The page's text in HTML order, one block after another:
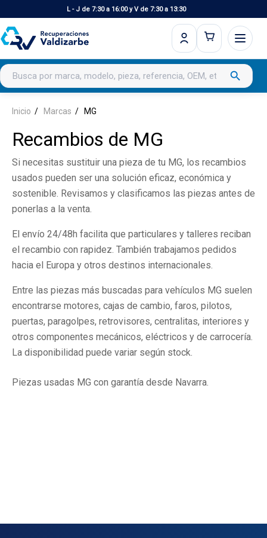
L - J de 7:30 a 16:00 y V de 7:30 a 13:30
Buscar productos search
Inicio Marcas MG
Recambios de MG
Si necesitas sustituir una pieza de tu MG, los recambios
usados pueden ser una solución eficaz, económica y
sostenible. Revisamos y clasificamos las piezas antes de
ponerlas a la venta.
El envío 24/48h facilita que particulares y talleres reciban
el recambio con rapidez. También trabajamos pedidos
hacia el Europa y otros destinos internacionales.
Entre las piezas más buscadas para vehículos MG suelen
encontrarse motores, cajas de cambio, faros, pilotos,
puertas, paragolpes, retrovisores, centralitas, interiores y
otros componentes mecánicos, eléctricos y de carrocería.
La disponibilidad puede variar según stock.
Piezas usadas MG con garantía desde Navarra.